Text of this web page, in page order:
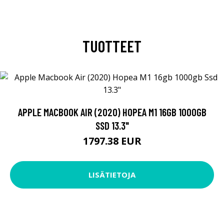
TUOTTEET
APPLE MACBOOK AIR (2020) HOPEA M1 16GB 1000GB
SSD 13.3"
1797.38 EUR
LISÄTIETOJA